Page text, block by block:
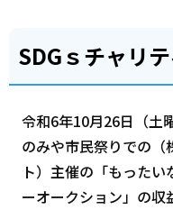
SDGｓチャリ
令和6年10月26日（土
のみや市民祭りでの（
ト）主催の「もった
ーオークション」の